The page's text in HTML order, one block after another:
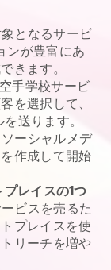
となるサービ
ンが豊富にあ
きます。
手学校サービ
を選択して、
送ります。
ーシャルメデ
作成して開始
レイスの1つ
ビスを売るた
プレイスを使
リーチを増や